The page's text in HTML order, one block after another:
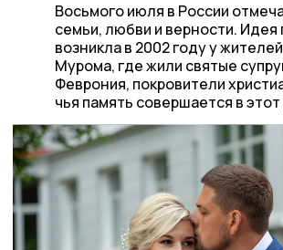
Восьмого июля в России
семьи, любви и верности. Идея
возникла в 2002 году у
Мурома, где жили святые
Феврония, покровители
чья память совершается в